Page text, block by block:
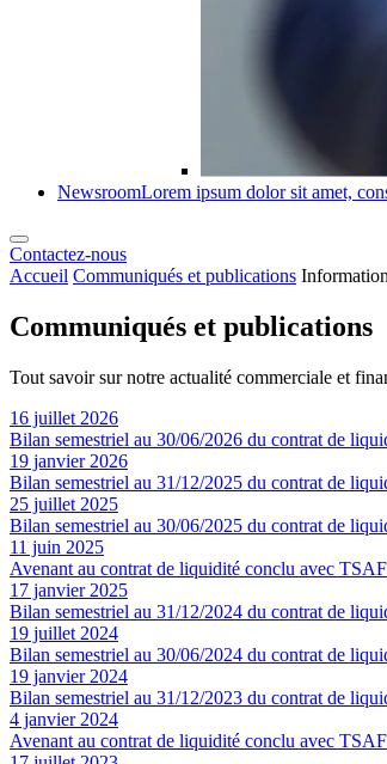
NewsroomLorem ipsum dolor sit amet,
Contactez-nous
Accueil Communiqués et publications
Communiqués et publications
Tout savoir sur notre actualité commerciale et
16 juillet 2026
Bilan semestriel au 30/06/2026 du contrat de
19 janvier 2026
Bilan semestriel au 31/12/2025 du contrat de
25 juillet 2025
Bilan semestriel au 30/06/2025 du contrat de
11 juin 2025
Avenant au contrat de liquidité conclu avec TSAF
17 janvier 2025
Bilan semestriel au 31/12/2024 du contrat de
19 juillet 2024
Bilan semestriel au 30/06/2024 du contrat de
19 janvier 2024
Bilan semestriel au 31/12/2023 du contrat de
4 janvier 2024
Avenant au contrat de liquidité conclu avec TSAF